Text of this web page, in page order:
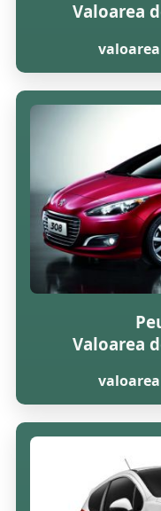
Valoarea
valoarea
Valoarea
valoarea